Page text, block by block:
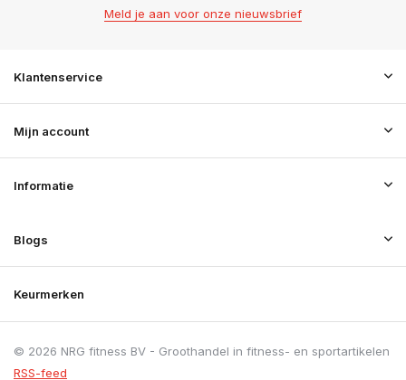
Meld je aan voor onze nieuwsbrief
Klantenservice
Mijn account
Informatie
Blogs
Keurmerken
© 2026 NRG fitness BV - Groothandel in fitness- en sportartikelen
RSS-feed